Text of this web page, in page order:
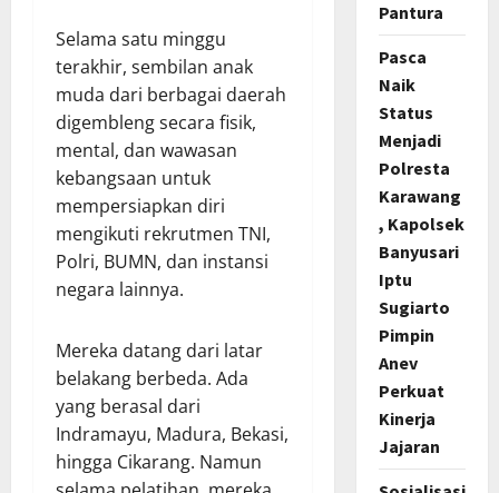
Selama satu minggu
terakhir, sembilan anak
muda dari berbagai daerah
digembleng secara fisik,
mental, dan wawasan
kebangsaan untuk
mempersiapkan diri
mengikuti rekrutmen TNI,
Polri, BUMN, dan instansi
negara lainnya.
Mereka datang dari latar
belakang berbeda. Ada
yang berasal dari
Indramayu, Madura, Bekasi,
hingga Cikarang. Namun
Pantura
Pasca
Naik
Status
Menjadi
Polresta
Karawang
, Kapolsek
Banyusari
Iptu
Sugiarto
Pimpin
Anev
Perkuat
Kinerja
Jajaran